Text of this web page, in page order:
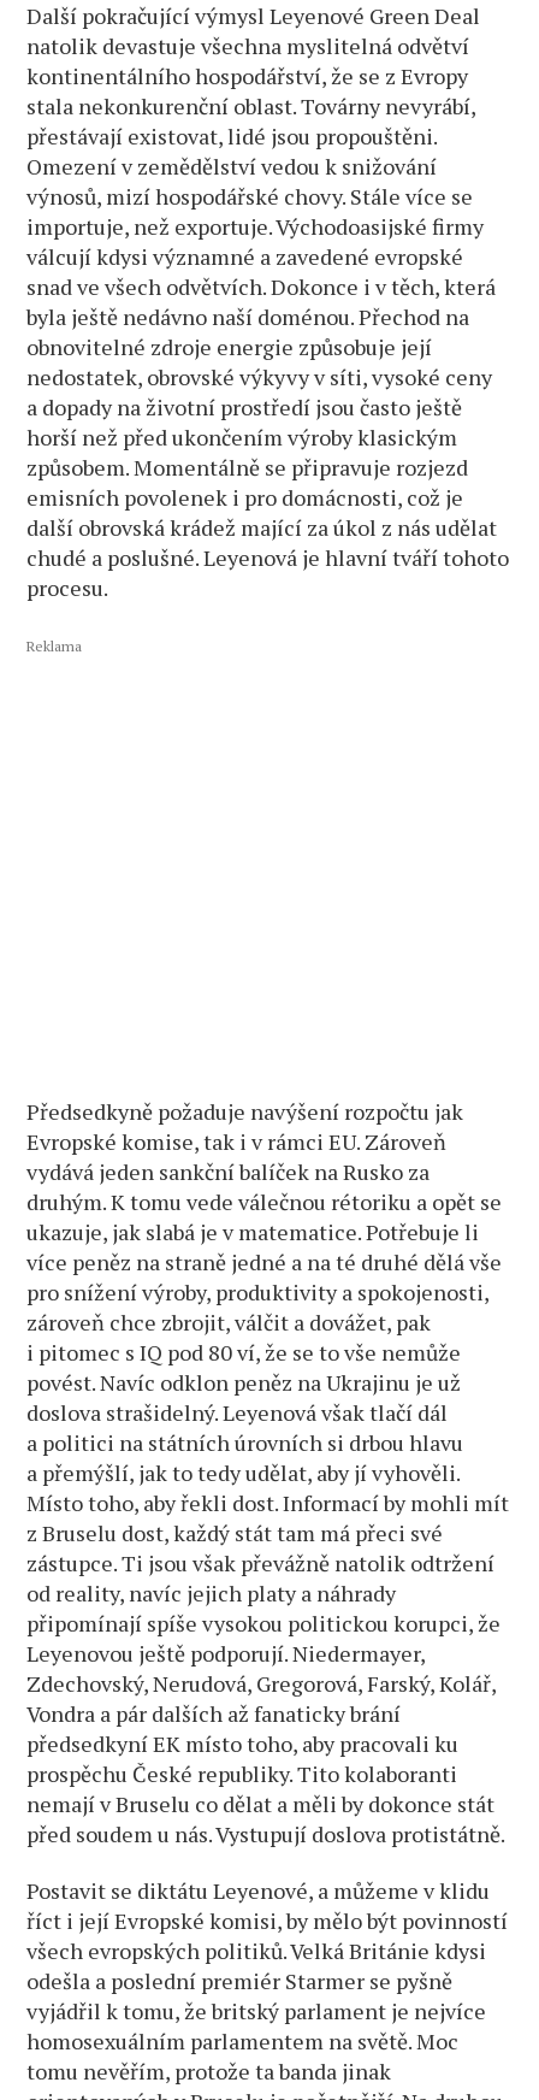
Další pokračující výmysl Leyenové Green Deal
natolik devastuje všechna myslitelná odvětví
kontinentálního hospodářství, že se z Evropy
stala nekonkurenční oblast. Továrny nevyrábí,
přestávají existovat, lidé jsou propouštěni.
Omezení v zemědělství vedou k snižování
výnosů, mizí hospodářské chovy. Stále více se
importuje, než exportuje. Východoasijské firmy
válcují kdysi významné a zavedené evropské
snad ve všech odvětvích. Dokonce i v těch, která
byla ještě nedávno naší doménou. Přechod na
obnovitelné zdroje energie způsobuje její
nedostatek, obrovské výkyvy v síti, vysoké ceny
a dopady na životní prostředí jsou často ještě
horší než před ukončením výroby klasickým
způsobem. Momentálně se připravuje rozjezd
emisních povolenek i pro domácnosti, což je
další obrovská krádež mající za úkol z nás udělat
chudé a poslušné. Leyenová je hlavní tváří tohoto
procesu.
Reklama
Předsedkyně požaduje navýšení rozpočtu jak
Evropské komise, tak i v rámci EU. Zároveň
vydává jeden sankční balíček na Rusko za
druhým. K tomu vede válečnou rétoriku a opět se
ukazuje, jak slabá je v matematice. Potřebuje li
více peněz na straně jedné a na té druhé dělá vše
pro snížení výroby, produktivity a spokojenosti,
zároveň chce zbrojit, válčit a dovážet, pak
i pitomec s IQ pod 80 ví, že se to vše nemůže
povést. Navíc odklon peněz na Ukrajinu je už
doslova strašidelný. Leyenová však tlačí dál
a politici na státních úrovních si drbou hlavu
a přemýšlí, jak to tedy udělat, aby jí vyhověli.
Místo toho, aby řekli dost. Informací by mohli mít
z Bruselu dost, každý stát tam má přeci své
zástupce. Ti jsou však převážně natolik odtržení
od reality, navíc jejich platy a náhrady
připomínají spíše vysokou politickou korupci, že
Leyenovou ještě podporují. Niedermayer,
Zdechovský, Nerudová, Gregorová, Farský, Kolář,
Vondra a pár dalších až fanaticky brání
předsedkyní EK místo toho, aby pracovali ku
prospěchu České republiky. Tito kolaboranti
nemají v Bruselu co dělat a měli by dokonce stát
před soudem u nás. Vystupují doslova protistátně.
Postavit se diktátu Leyenové, a můžeme v klidu
říct i její Evropské komisi, by mělo být povinností
všech evropských politiků. Velká Británie kdysi
odešla a poslední premiér Starmer se pyšně
vyjádřil k tomu, že britský parlament je nejvíce
homosexuálním parlamentem na světě. Moc
tomu nevěřím, protože ta banda jinak